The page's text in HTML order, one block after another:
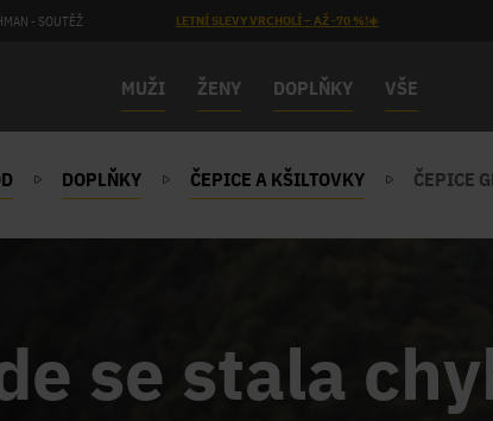
- SOUTĚŽ LETNÍ SLEVY VRCHOLÍ – AŽ -70 %!☀️
MUŽI ŽENY DOPLŇKY VŠE
DOPLŇKY ČEPICE A KŠILTOVKY ČEPICE
se stala